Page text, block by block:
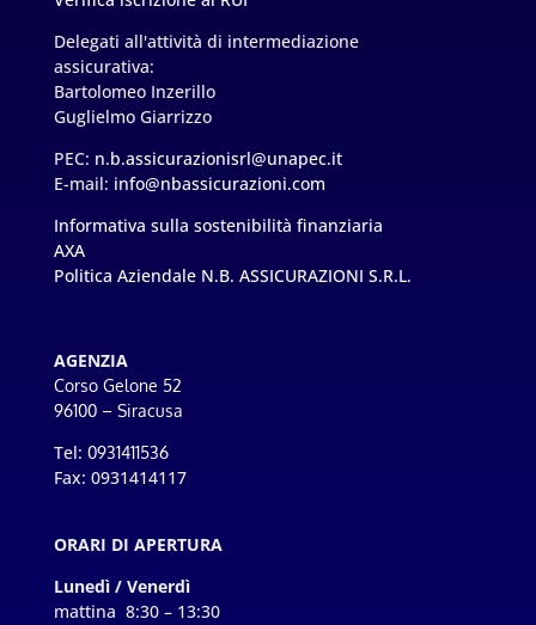
Delegati all'attività di intermediazione
assicurativa:
Bartolomeo Inzerillo
Guglielmo Giarrizzo
PEC: n.b.assicurazionisrl@unapec.it
E-mail: info@nbassicurazioni.com
Informativa sulla sostenibilità finanziaria
AXA
Politica Aziendale N.B. ASSICURAZIONI S.R.L.
AGENZIA
Corso Gelone 52
96100 – Siracusa
Tel: 0931411536
Fax: 0931414117
ORARI DI APERTURA
Lunedì / Venerdì
mattina 8:30 – 13:30